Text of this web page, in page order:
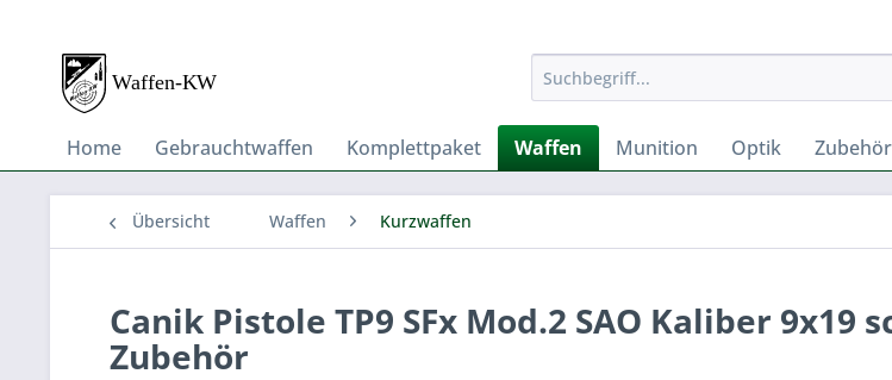
Home Gebrauchtwaffen Komplettpaket Waffen Munition Optik Zubehör
Übersicht Waffen Kurzwaffen
Canik Pistole TP9 SFx Mod.2 SAO Kaliber 9x19
Zubehör